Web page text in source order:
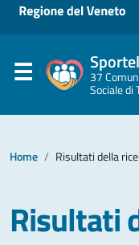
37
Sociale di
Home Risultati della
Risultati